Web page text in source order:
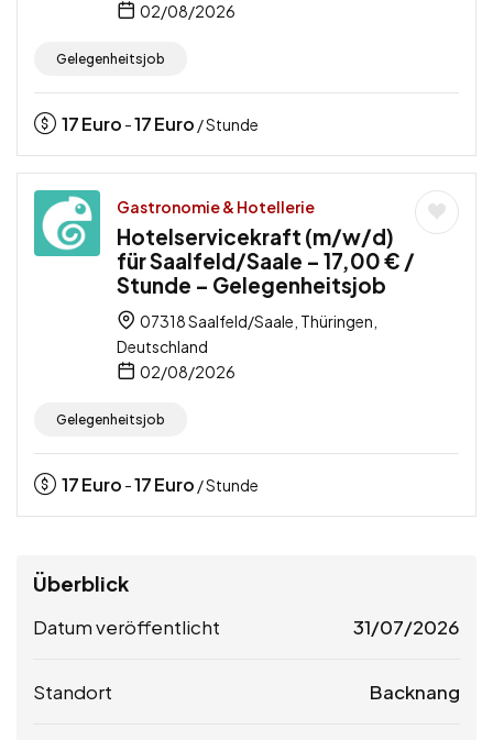
02/08/2026
Gelegenheitsjob
17Euro -17Euro / Stunde
Gastronomie & Hotellerie
Hotelservicekraft (m/w/d)
für Saalfeld/Saale – 17,00 € /
Stunde – Gelegenheitsjob
07318 Saalfeld/Saale, Thüringen,
Deutschland
02/08/2026
Gelegenheitsjob
17Euro -17Euro / Stunde
Überblick
Datum veröffentlicht 31/07/2026
Standort Backnang